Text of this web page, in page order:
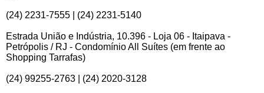
(24) 2231-7555 | (24) 2231-5140
Estrada União e Indústria, 10.396 - Loja 06 - Itaipava -
Petrópolis / RJ - Condomínio All Suítes (em frente ao
Shopping Tarrafas)
(24) 99255-2763 | (24) 2020-3128